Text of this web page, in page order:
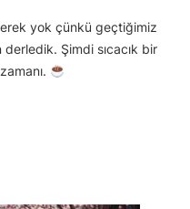
yok çünkü geçtiğimiz
Şimdi sıcacık bir